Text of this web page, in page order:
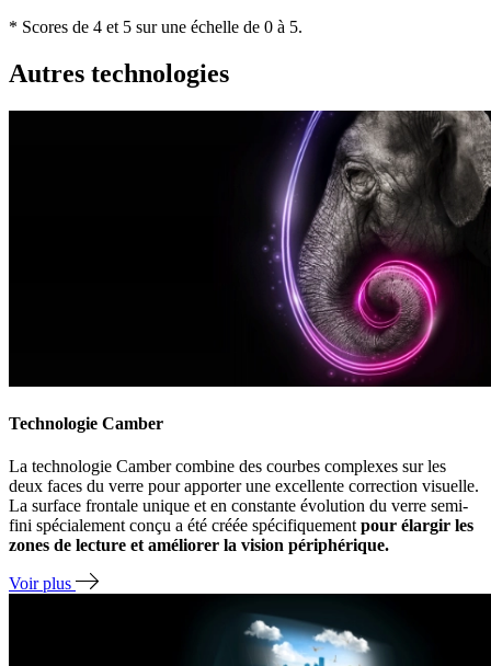
* Scores de 4 et 5 sur une échelle de 0 à 5.
Autres technologies
Technologie Camber
La technologie Camber combine des courbes complexes sur les
deux faces du verre pour apporter une excellente correction visuelle.
La surface frontale unique et en constante évolution du verre semi-
fini spécialement conçu a été créée spécifiquement pour élargir les
zones de lecture et améliorer la vision périphérique.
Voir plus